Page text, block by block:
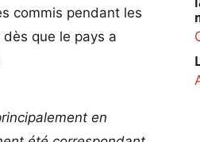
commis pendant les
dès que le pays a
en